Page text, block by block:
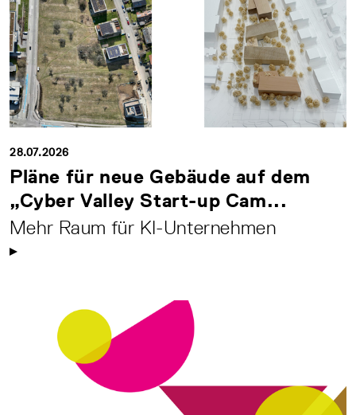
28.07.2026
Pläne für neue Gebäude auf dem
„Cyber Valley Start-up Cam...
Mehr Raum für KI-Unternehmen